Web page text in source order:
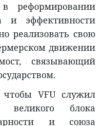
реформировании
и эффективности
реализовать свою
движении
связывающий
VFU служил
великого блока
и союза